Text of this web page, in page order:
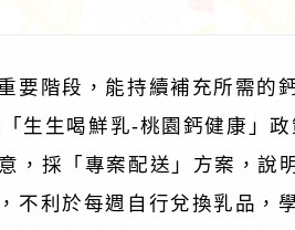
要階段，能持續補充所需的
生生喝鮮乳-桃園鈣健康」
，採「專案配送」方案，說
不利於每週自行兌換乳品，